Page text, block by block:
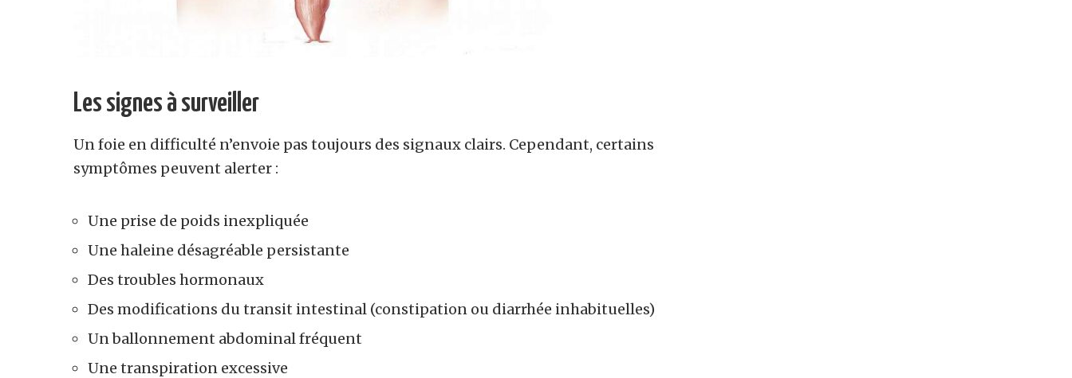
Les signes à surveiller
Un foie en difficulté n’envoie pas toujours des signaux clairs. Cependant, certains
symptômes peuvent alerter :
Une prise de poids inexpliquée
Une haleine désagréable persistante
Des troubles hormonaux
Des modifications du transit intestinal (constipation ou diarrhée inhabituelles)
Un ballonnement abdominal fréquent
Une transpiration excessive